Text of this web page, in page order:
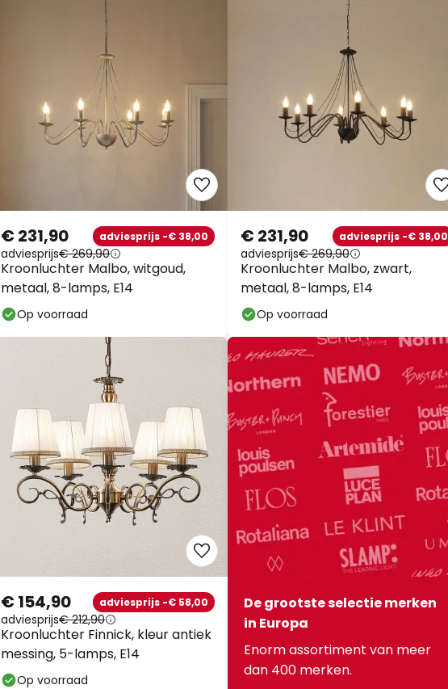
Kroonluchter Malbo, witgoud,
metaal, 8-lamps, E14
€ 231,90 adviesprijs -€ 38,00
adviesprijs€ 269,90
Op voorraad
Kroonluchter Malbo, zwart,
metaal, 8-lamps, E14
€ 231,90 adviesprijs -€ 38,00
adviesprijs€ 269,90
Op voorraad
Kroonluchter Finnick, kleur antiek
messing, 5-lamps, E14
€ 154,90 adviesprijs -€ 58,00
adviesprijs€ 212,90
Op voorraad
De grootste selectie merken
in Europa
Enorm assortiment van meer
dan 400 merken.